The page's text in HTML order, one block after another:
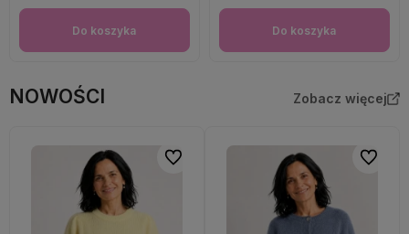
Do koszyka Do koszyka
NOWOŚCI Zobacz więcej
Do ulubionych Do